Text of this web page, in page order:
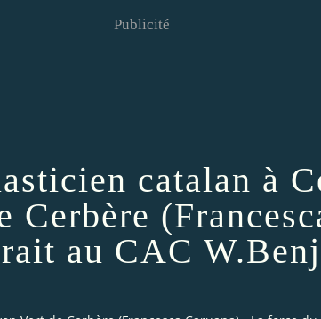
Publicité
catalan à
au CAC